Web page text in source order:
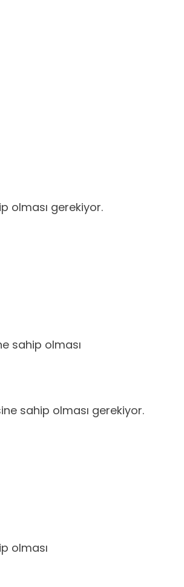
olması gerekiyor.
sahip olması
sahip olması gerekiyor.
olması